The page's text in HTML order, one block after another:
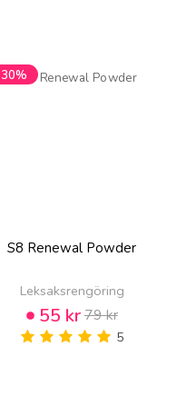
30%
S8 Renewal Powder
Leksaksrengöring
55 kr79 kr
5